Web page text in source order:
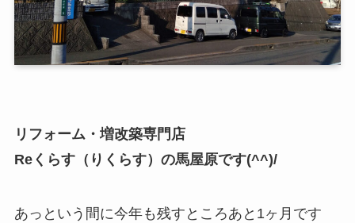
リフォーム・増改築専門店
Reくらす（りくらす）の馬屋原です(^^)/
あっという間に今年も残すところあと1ヶ月です